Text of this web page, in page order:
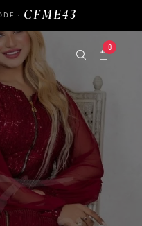
120€ D'ACHAT
:CFME43
shopping_cart
0